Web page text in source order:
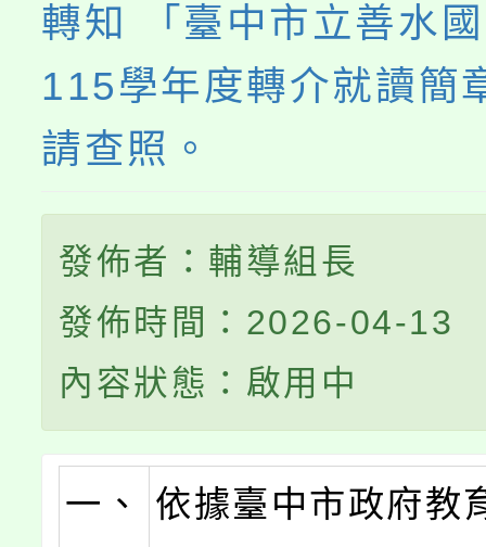
轉知 「臺中市立善水
115學年度轉介就讀簡
請查照。
發佈者：輔導組長
發佈時間：2026-04-13
內容狀態：啟用中
一、
依據臺中市政府教